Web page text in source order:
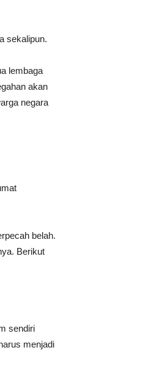
sekalipun.
lembaga
akan
negara
belah.
Berikut
sendiri
menjadi